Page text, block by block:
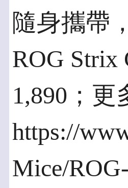
隨身攜帶
ROG
1,890；
https://
Mice/